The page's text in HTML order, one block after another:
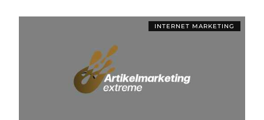
INTERNET MARKETING